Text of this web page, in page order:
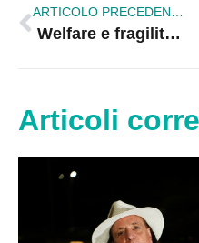
Welfare e fragilità, Straface: «A Corigliano-Rossano oltre 13 milioni contro la povertà» |VIDEO
Articoli